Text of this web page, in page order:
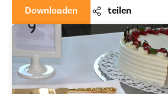
Downloaden teilen